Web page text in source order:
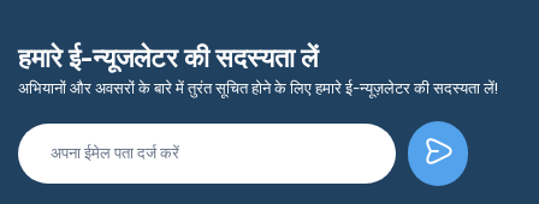
हमारे ई-न्यूजलेटर की सदस्यता लें
अभियानों और अवसरों के बारे में तुरंत सूचित होने के लिए हमारे ई-न्यूज़लेटर की सदस्यता लें!